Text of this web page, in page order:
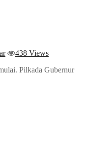
438 Views
Pilkada Gubernur